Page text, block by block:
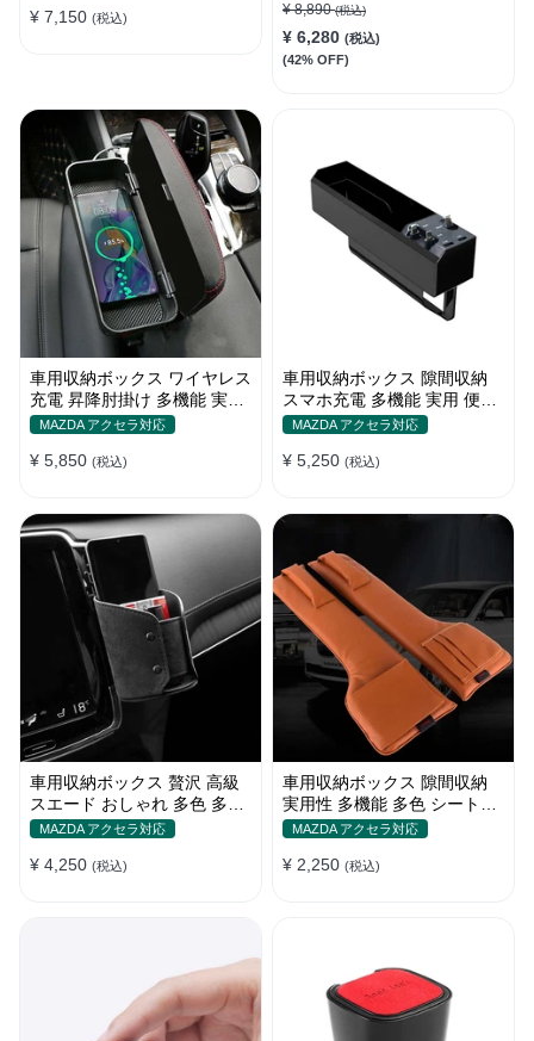
¥ 7,150 (税込) ¥ 8,890 (税込)
¥ 6,280 (税込)
(42% OFF)
車用収納ボックス ワイヤレス
充電 昇降肘掛け 多機能 実用
運転疲労軽減 高級レザー 隙
MAZDA アクセラ対応
¥ 5,850 (税込)
車用収納ボックス 隙間収納
スマホ充電 多機能 実用 便利
シートポケット ギャップ収納
MAZDA アクセラ対応
¥ 5,250 (税込)
車用収納ボックス 贅沢 高級
スエード おしゃれ 多色 多機
能 エアコン吹き出し口用 汎
MAZDA アクセラ対応
¥ 4,250 (税込)
車用収納ボックス 隙間収納
実用性 多機能 多色 シートポ
ケット ギャップ収納 環境保
MAZDA アクセラ対応
¥ 2,250 (税込)